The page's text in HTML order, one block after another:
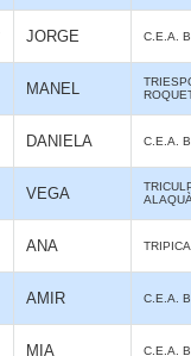
JORGE C.E.A.
MANEL
DANIELA C.E.A.
VEGA
ANA
AMIR C.E.A.
MIA C.E.A.